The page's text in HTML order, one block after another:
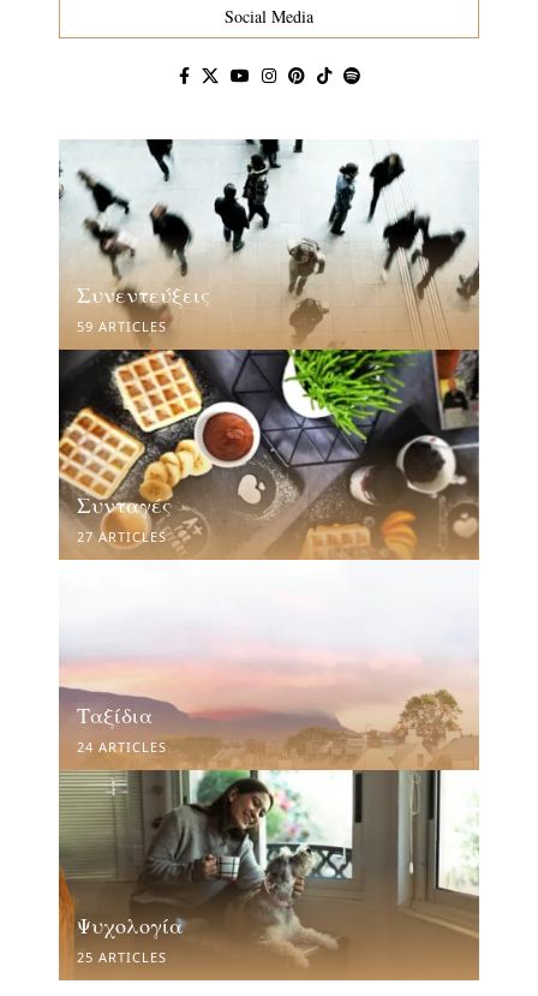
Social Media
Συνεντεύξεις
59 ARTICLES
Συνταγές
27 ARTICLES
Ταξίδια
24 ARTICLES
Ψυχολογία
25 ARTICLES